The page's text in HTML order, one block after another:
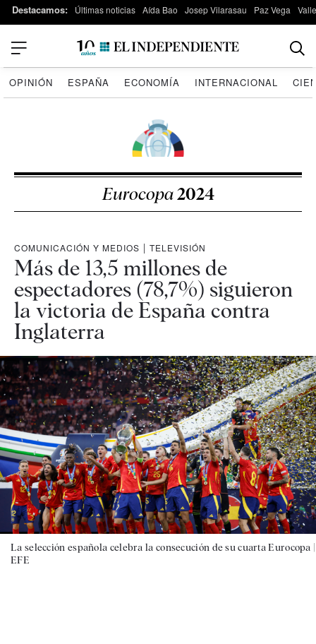
Destacamos: Últimas noticias Aída Bao Josep Vilarasau Paz Vega
OPINIÓN ESPAÑA ECONOMÍA INTERNACIONAL
Eurocopa2024
COMUNICACIÓN Y MEDIOS | TELEVISIÓN
Más de 13,5 millones de
espectadores (78,7%) siguieron
la victoria de España contra
Inglaterra
La selección española celebra la consecución de su cuarta Eurocopa |
EFE